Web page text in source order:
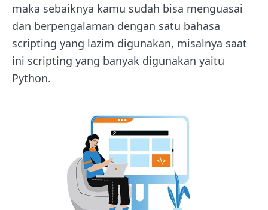
maka sebaiknya kamu sudah bisa menguasai
dan berpengalaman dengan satu bahasa
scripting yang lazim digunakan, misalnya saat
ini scripting yang banyak digunakan yaitu
Python.